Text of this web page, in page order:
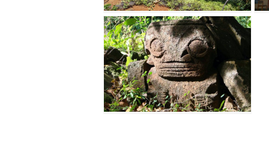
Tiki du vieux cimetière Teivitete,
Atuona